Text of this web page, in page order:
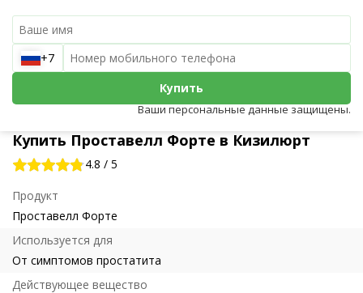
Купить Проставелл Форте в Кизилюрт
4.8 / 5
Продукт
Проставелл Форте
Используется для
От симптомов простатита
Действующее вещество
+7
Купить
Ваши персональные данные защищены.